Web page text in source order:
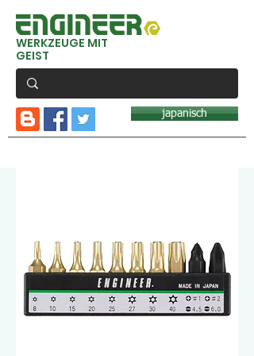
WERKZEUGE MIT
GEIST
japanisch